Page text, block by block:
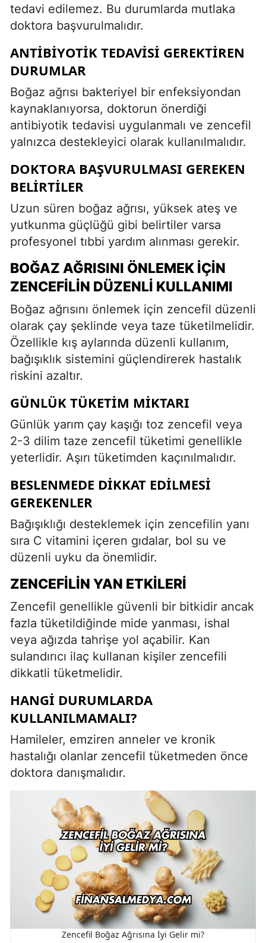
tedavi edilemez. Bu durumlarda mutlaka
doktora başvurulmalıdır.
ANTIBIYOTIK TEDAVISI GEREKTIREN
DURUMLAR
Boğaz ağrısı bakteriyel bir enfeksiyondan
kaynaklanıyorsa, doktorun önerdiği
antibiyotik tedavisi uygulanmalı ve zencefil
yalnızca destekleyici olarak kullanılmalıdır.
DOKTORA BAŞVURULMASI GEREKEN
BELIRTILER
Uzun süren boğaz ağrısı, yüksek ateş ve
yutkunma güçlüğü gibi belirtiler varsa
profesyonel tıbbi yardım alınması gerekir.
BOĞAZ AĞRISINI ÖNLEMEK İÇIN
ZENCEFILIN DÜZENLI KULLANIMI
Boğaz ağrısını önlemek için zencefil düzenli
olarak çay şeklinde veya taze tüketilmelidir.
Özellikle kış aylarında düzenli kullanım,
bağışıklık sistemini güçlendirerek hastalık
riskini azaltır.
GÜNLÜK TÜKETIM MIKTARI
Günlük yarım çay kaşığı toz zencefil veya
2-3 dilim taze zencefil tüketimi genellikle
yeterlidir. Aşırı tüketimden kaçınılmalıdır.
BESLENMEDE DIKKAT EDILMESI
GEREKENLER
Bağışıklığı desteklemek için zencefilin yanı
sıra C vitamini içeren gıdalar, bol su ve
düzenli uyku da önemlidir.
ZENCEFILIN YAN ETKILERI
Zencefil genellikle güvenli bir bitkidir ancak
fazla tüketildiğinde mide yanması, ishal
veya ağızda tahrişe yol açabilir. Kan
sulandırıcı ilaç kullanan kişiler zencefili
dikkatli tüketmelidir.
HANGI DURUMLARDA
KULLANILMAMALI?
Hamileler, emziren anneler ve kronik
hastalığı olanlar zencefil tüketmeden önce
doktora danışmalıdır.
Zencefil Boğaz Ağrısına İyi Gelir mi?